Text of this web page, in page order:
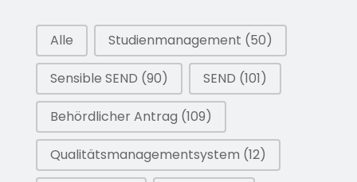
Auswahl
Alle Studienmanagement (50)
Sensible SEND (90) SEND (101)
Behördlicher Antrag (109)
Qualitätsmanagementsystem (12)